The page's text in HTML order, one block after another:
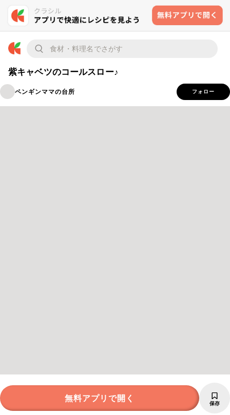
紫キャベツのコールスロー♪
ペンギンママの台所 フォロー
無料アプリで開く 保存